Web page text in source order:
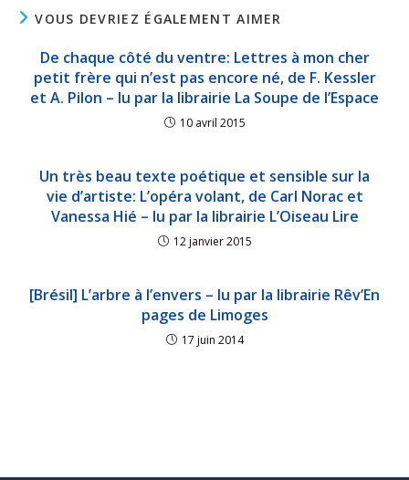
VOUS DEVRIEZ ÉGALEMENT AIMER
De chaque côté du ventre: Lettres à mon cher
petit frère qui n’est pas encore né, de F. Kessler
et A. Pilon – lu par la librairie La Soupe de l’Espace
10 avril 2015
Un très beau texte poétique et sensible sur la
vie d’artiste: L’opéra volant, de Carl Norac et
Vanessa Hié – lu par la librairie L’Oiseau Lire
12 janvier 2015
[Brésil] L’arbre à l’envers – lu par la librairie Rêv’En
pages de Limoges
17 juin 2014